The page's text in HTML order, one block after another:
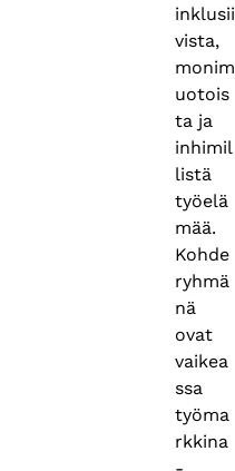
inklusii
vista,
monim
uotois
ta ja
inhimil
listä
työelä
mää.
Kohde
ryhmä
nä
ovat
vaikea
ssa
työma
rkkina